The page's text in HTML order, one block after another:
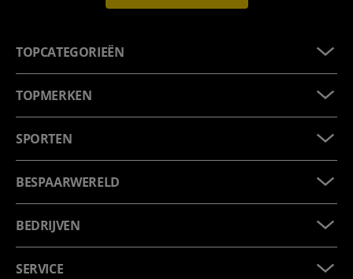
TOPCATEGORIEËN
TOPMERKEN
SPORTEN
BESPAARWERELD
BEDRIJVEN
SERVICE